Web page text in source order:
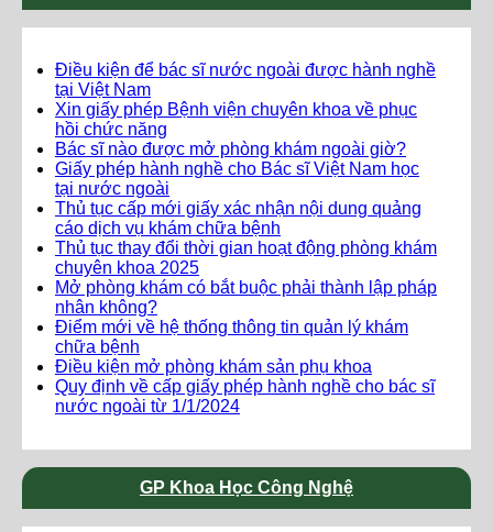
Điều kiện để bác sĩ nước ngoài được hành nghề
tại Việt Nam
Xin giấy phép Bệnh viện chuyên khoa về phục
hồi chức năng
Bác sĩ nào được mở phòng khám ngoài giờ?
Giấy phép hành nghề cho Bác sĩ Việt Nam học
tại nước ngoài
Thủ tục cấp mới giấy xác nhận nội dung quảng
cáo dịch vụ khám chữa bệnh
Thủ tục thay đổi thời gian hoạt động phòng khám
chuyên khoa 2025
Mở phòng khám có bắt buộc phải thành lập pháp
nhân không?
Điểm mới về hệ thống thông tin quản lý khám
chữa bệnh
Điều kiện mở phòng khám sản phụ khoa
Quy định về cấp giấy phép hành nghề cho bác sĩ
nước ngoài từ 1/1/2024
GP Khoa Học Công Nghệ